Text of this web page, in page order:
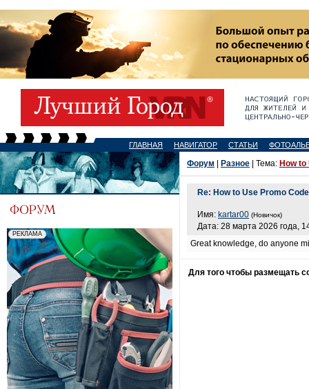
ГЛАВНАЯ НАВИГАТОР СТАТЬИ
Форум Разное | Тема: How
Re: How to Use Promo
Имя: kartar00 (Новичок)
Дата: 28 марта 2026 года,
Great knowledge, do anyone
Для того чтобы размещать